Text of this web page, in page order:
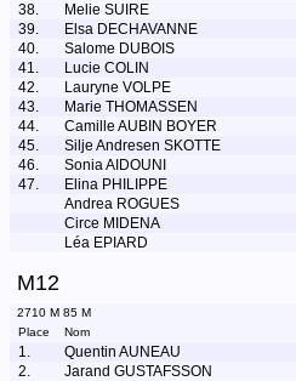
38.
Melie SUIRE
39.
Elsa DECHAVANNE
40.
Salome DUBOIS
41.
Lucie COLIN
42.
Lauryne VOLPE
43.
Marie THOMASSEN
44.
Camille AUBIN BOYER
45.
Silje Andresen SKOTTE
46.
Sonia AIDOUNI
47.
Elina PHILIPPE
Andrea ROGUES
Circe MIDENA
Léa EPIARD
M12
2710 M 85 M
Place
Nom
1. Quentin AUNEAU
2.
Jarand GUSTAFSSON